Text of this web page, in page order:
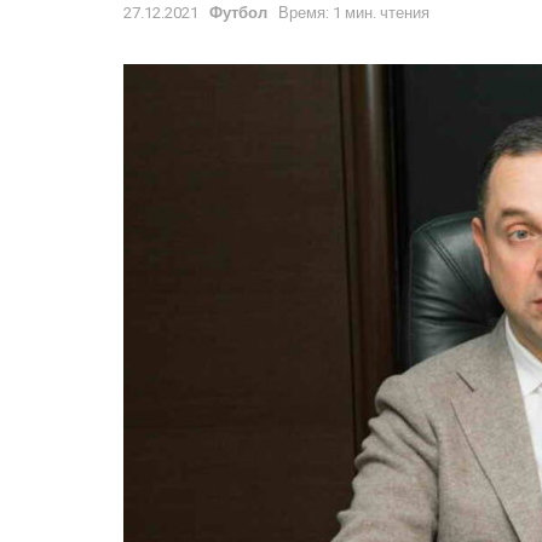
27.12.2021 Футбол Время: 1 мин. чтения